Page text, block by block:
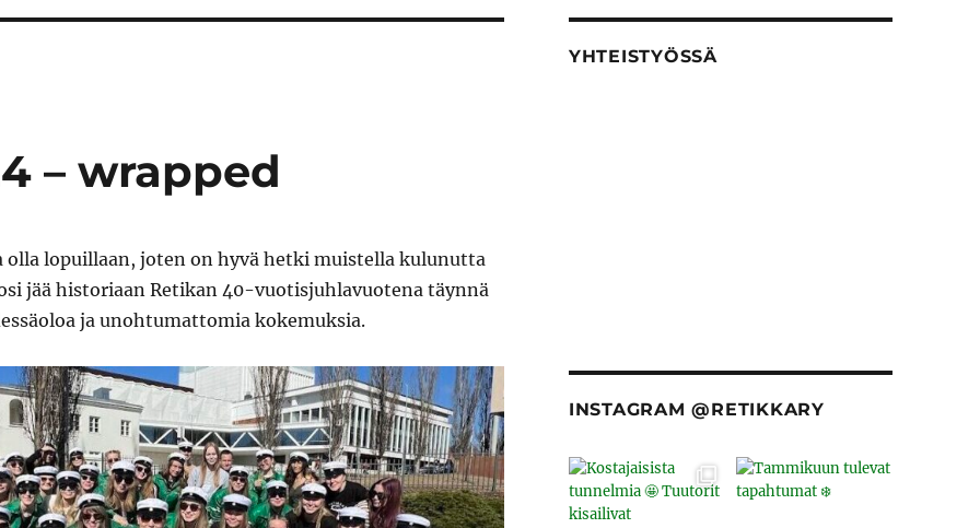
– wrapped
olla lopuillaan, joten on hyvä hetki muistella kulunutta
jää historiaan Retikan 40-vuotisjuhlavuotena täynnä
ja unohtumattomia kokemuksia.
YHTEISTYÖSSÄ
INSTAGRAM @RETIKKARY